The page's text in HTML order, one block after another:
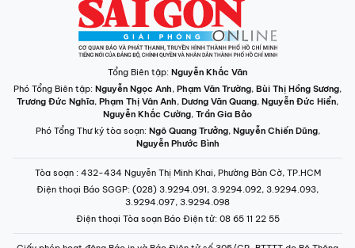
Tổng Biên tập: Nguyễn Khắc Văn
Phó Tổng Biên tập: Nguyễn Ngọc Anh, Phạm Văn Trường, Bùi Thị Hồng Sương,
Trương Đức Nghĩa, Phạm Thị Vân Anh, Dương Văn Quang, Nguyễn Đức Hiển,
Nguyễn Khắc Cường, Trần Gia Bảo
Phó Tổng Thư ký tòa soạn: Ngô Quang Trưởng, Nguyễn Chiến Dũng,
Nguyễn Phước Bình
Tòa soạn : 432-434 Nguyễn Thị Minh Khai, Phường Bàn Cờ, TP.HCM
Điện thoại Báo SGGP: (028) 3.9294.091, 3.9294.092, 3.9294.093,
3.9294.097, 3.9294.098
Điện thoại Tòa soạn Báo Điện tử: 08 65 11 22 55